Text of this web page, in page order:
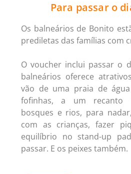
Para passar o
Os balneários de Bonito
prediletas das famílias com
O voucher inclui passar o
balneários oferece
vão de uma praia de
fofinhas, a um recanto
bosques e rios, para
com as crianças, fazer
equilíbrio no stand-up
passar. E os peixes também.